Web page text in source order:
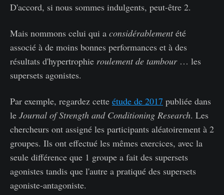
D'accord, si nous sommes indulgents, peut-être 2.
Mais nommons celui qui a considérablementété
associé à de moins bonnes performances et à des
résultats d'hypertrophie roulement de tambour… les
supersets agonistes.
Par exemple, regardez cette étude de 2017 publiée dans
le Journal of Strength and Conditioning Research. Les
chercheurs ont assigné les participants aléatoirement à 2
groupes. Ils ont effectué les mêmes exercices, avec la
seule différence que 1 groupe a fait des supersets
agonistes tandis que l'autre a pratiqué des supersets
agoniste-antagoniste.